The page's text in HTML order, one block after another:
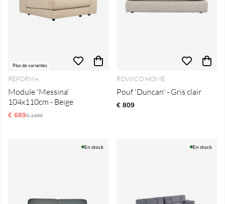
Plus de variantes
REFORMA
Module 'Messina'
104x110cm - Beige
€ 689Prix régulier:
€ 1499
ROWICO HOME
Pouf 'Duncan' - Gris clair
€ 809
En stock En stock